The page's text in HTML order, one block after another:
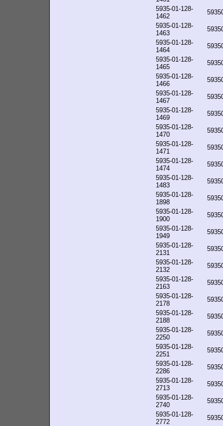
5935-01-128-
1462
5935-01-128-
1463
5935-01-128-
1464
5935-01-128-
1465
5935-01-128-
1466
5935-01-128-
1467
5935-01-128-
1469
5935-01-128-
1470
5935-01-128-
1471
5935-01-128-
1474
5935-01-128-
1483
5935-01-128-
1898
5935-01-128-
1900
5935-01-128-
1949
5935-01-128-
2131
5935-01-128-
2132
5935-01-128-
2163
5935-01-128-
2178
5935-01-128-
2188
5935-01-128-
2250
5935-01-128-
2251
5935-01-128-
2286
5935-01-128-
2713
5935-01-128-
2740
5935-01-128-
2772